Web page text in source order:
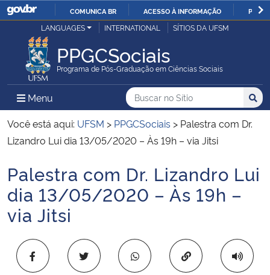
IR
O
COMUNICA BR ACESSO À INFORMAÇÃO
Ministério da Justiça e Segurança Pública
Ministério da Defesa
Ministério das Relações Exteriores
Ministério da Infraestrutura
Ministério da Agricultura, Pecuária e Abastecimento
Ministério da Educação
LANGUAGES INTERNATIONAL SÍTIOS DA UFSM
PPGCSociais
Programa de Pós-Graduação em Ciências Sociais
Menu Menu Principal do Sítio
Busca
Buscar no no Sítio
Busca:
Você está aqui: UFSM > PPGCSociais > Palestra com Dr.
Lizandro Lui dia 13/05/2020 – Às 19h – via Jitsi
Início do conteúdo
Palestra com Dr. Lizandro Lui
dia 13/05/2020 – Às 19h –
via Jitsi
Copiar para área